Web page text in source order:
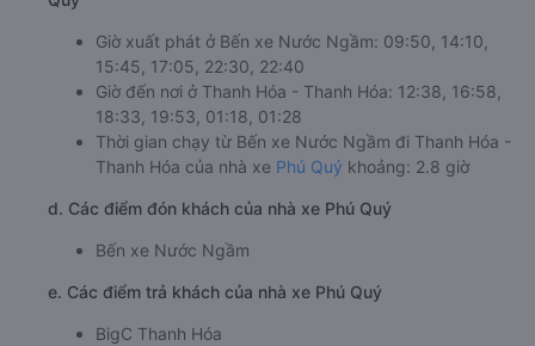
Giờ xuất phát ở Bến xe Nước Ngầm: 09:50, 14:10,
15:45, 17:05, 22:30, 22:40
Giờ đến nơi ở Thanh Hóa - Thanh Hóa: 12:38, 16:58,
18:33, 19:53, 01:18, 01:28
Thời gian chạy từ Bến xe Nước Ngầm đi Thanh Hóa -
Thanh Hóa của nhà xe Phú Quý khoảng: 2.8 giờ
d. Các điểm đón khách của nhà xe Phú Quý
Bến xe Nước Ngầm
e. Các điểm trả khách của nhà xe Phú Quý
BigC Thanh Hóa